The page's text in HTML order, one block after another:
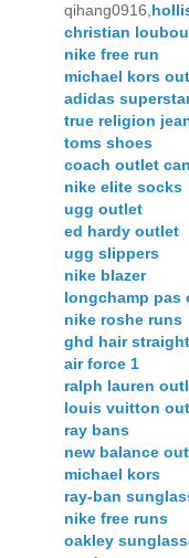
qihang0916,
christian
nike free run
michael kors
adidas
true religion
toms shoes
coach outlet
nike elite socks
ugg outlet
ed hardy outlet
ugg slippers
nike blazer
longchamp pas
nike roshe runs
ghd hair
air force 1
ralph lauren
louis vuitton
ray bans
new balance
michael kors
ray-ban
nike free runs
oakley